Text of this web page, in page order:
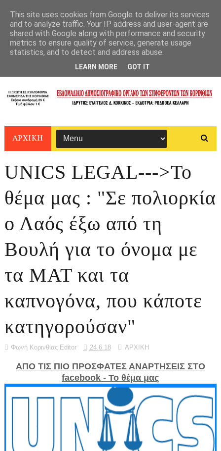
ΑΡΧΙΚΗ
UNICS LEGAL--->Το
θέμα μας : "Σε πολιορκία
ο Λαός έξω από τη
Βουλή για το όνομα με
τα ΜΑΤ και τα
καπνογόνα, που κάποτε
κατηγορούσαν"
Φωνή Κορινθίας Editor 24.6.18 ΑΡΧΙΚΗ
ΑΠΟ ΤΙΣ ΠΙΟ ΠΡΟΣΦΑΤΕΣ ΑΝΑΡΤΗΣΕΙΣ ΣΤΟ
facebook - Το θέμα μας
This site uses cookies from Google to deliver its services
and to analyze traffic. Your IP address and user-agent are
shared with Google along with performance and security
metrics to ensure quality of service, generate usage
statistics, and to detect and address abuse.
LEARN MORE GOT IT